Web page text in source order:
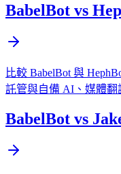
BabelBot vs
比較 BabelBot 與
託管與自備 AI、媒體翻
BabelBot vs